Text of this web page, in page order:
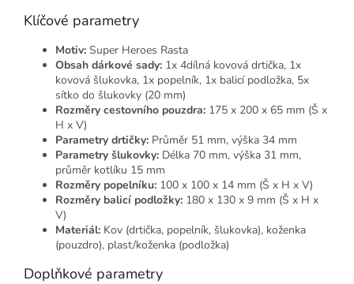
Klíčové parametry
Motiv: Super Heroes Rasta
Obsah dárkové sady: 1x 4dílná kovová drtička, 1x
kovová šlukovka, 1x popelník, 1x balicí podložka, 5x
sítko do šlukovky (20 mm)
Rozměry cestovního pouzdra: 175 x 200 x 65 mm (Š x
H x V)
Parametry drtičky: Průměr 51 mm, výška 34 mm
Parametry šlukovky: Délka 70 mm, výška 31 mm,
průměr kotlíku 15 mm
Rozměry popelníku: 100 x 100 x 14 mm (Š x H x V)
Rozměry balicí podložky: 180 x 130 x 9 mm (Š x H x
V)
Materiál: Kov (drtička, popelník, šlukovka), koženka
(pouzdro), plast/koženka (podložka)
Doplňkové parametry